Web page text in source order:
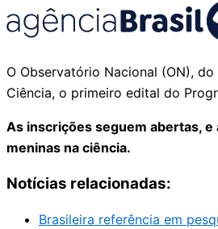
O Observatório Nacional (ON),
Ciência, o primeiro edital do
As inscrições seguem abertas,
meninas na ciência.
Notícias relacionadas:
Brasileira referência em